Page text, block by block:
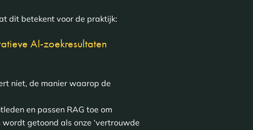
dit betekent voor de praktijk:
AI-zoekresultaten
niet, de manier waarop de
en passen RAG toe om
getoond als onze ‘vertrouwde